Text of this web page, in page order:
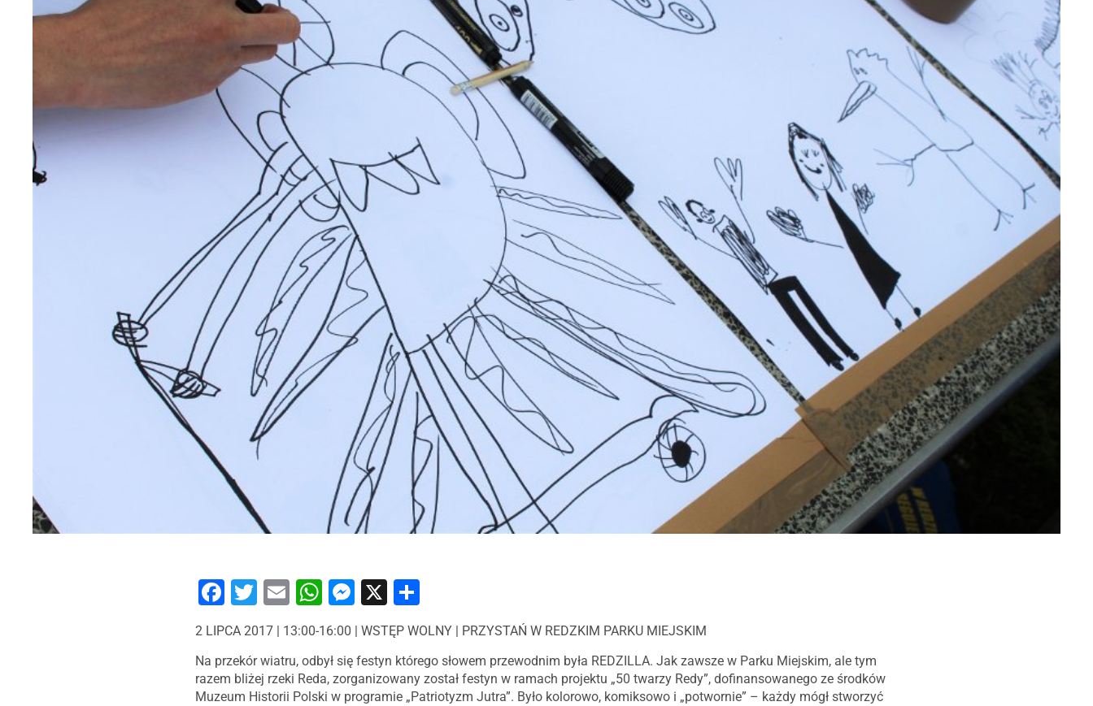
Facebook
Twitter
EmailWhatsApp
Messenger
X
2 LIPCA 2017 | 13:00-16:00 | WSTĘP WOLNY | PRZYSTAŃ W REDZKIM PARKU MIEJSKIM
Na przekór wiatru, odbył się festyn którego słowem przewodnim była REDZILLA. Jak zawsze w Parku Miejskim, ale tym
razem bliżej rzeki Reda, zorganizowany został festyn w ramach projektu „50 twarzy Redy”, dofinansowanego ze środków
Muzeum Historii Polski w programie „Patriotyzm Jutra”. Było kolorowo, komiksowo i „potwornie” – każdy mógł stworzyć